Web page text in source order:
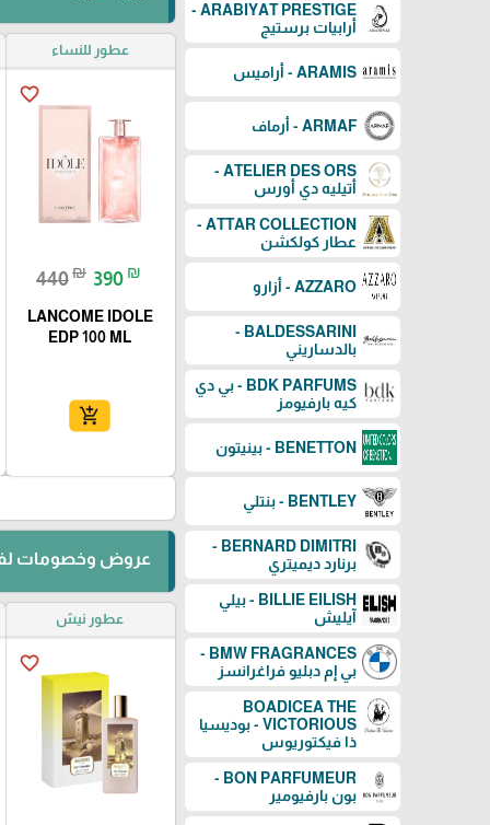
ARABIYAT PRESTIGE -
أرابيات برستيج
ARAMIS - أراميس
ARMAF - أرماف
ATELIER DES ORS -
أتيليه دي أورس
ATTAR COLLECTION -
عطار كولكشن
AZZARO - أزارو
BALDESSARINI -
بالدساريني
BDK PARFUMS - بي دي
كيه بارفيومز
BENETTON - بينيتون
BENTLEY - بنتلي
BERNARD DIMITRI -
برنارد ديميتري
BILLIE EILISH - بيلي
آيليش
BMW FRAGRANCES -
بي إم دبليو فراغرانسز
BOADICEA THE
VICTORIOUS - بوديسيا
ذا فيكتوريوس
BON PARFUMEUR -
بون بارفيومير
عطور للنساء
favorite_border
440₪ 390 ₪
LANCOME IDOLE
EDP 100 ML
add_shopping_cart
عروض وخصومات
عطور نيش
favorite_border